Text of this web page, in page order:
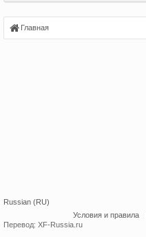
Главная
Russian (RU)
Условия и правила
Перевод: XF-Russia.ru